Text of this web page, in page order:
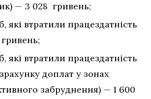
— 3 028 гривень;
які втратили працездатність
які втратили працездатність
доплат у зонах
забруднення) — 1 600